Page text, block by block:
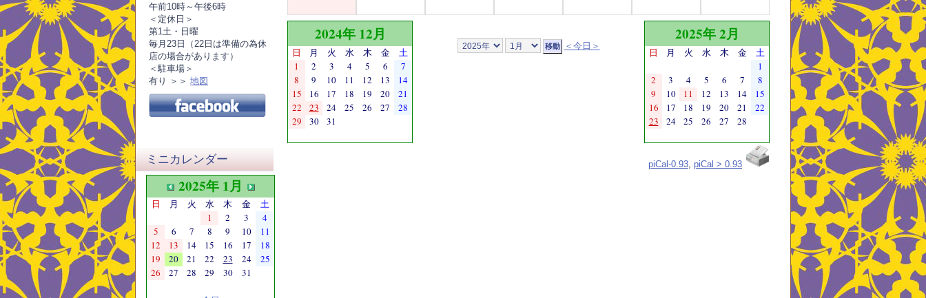
午前10時～午後6時
＜定休日＞
第1土・日曜
毎月23日（22日は準備の為休
店の場合があります）
＜駐車場＞
有り ＞＞ 地図
ミニカレンダー
2025年 1月
日 月 火 水 木 金
土
1
2 3
4
5
6 7 8 9 10
11
12
13 14 15 16 17
18
19
20 21 22 23 24
25
26
27 28 29 30 31
＜今日＞
2024年 12月
日 月 火 水 木 金
土
1
2 3 4 5 6
7
8
9 10 11 12 13
14
15
16 17 18 19 20
21
22
23 24 25 26 27
28
29
30 31
2025年 2月
日 月 火 水 木 金
土
1
2
3 4 5 6 7
8
9
10 11 12 13 14
15
16
17 18 19 20 21
22
23
24 25 26 27 28
piCal-0.93, piCal > 0.93